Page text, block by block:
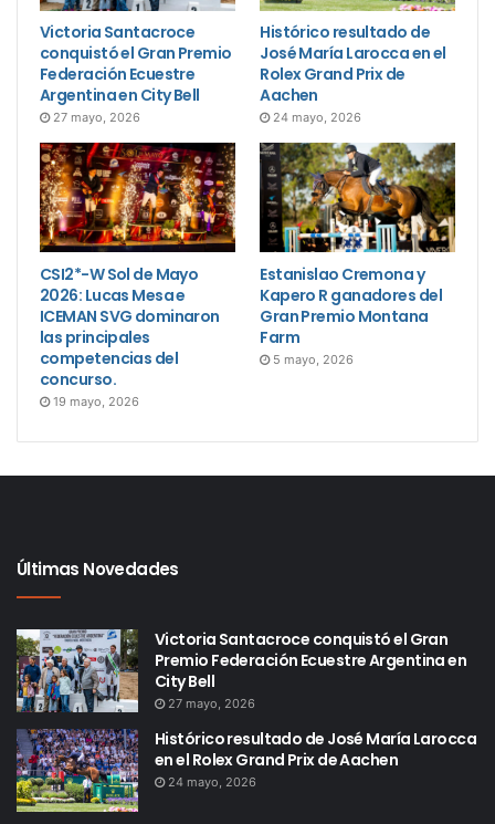
Victoria Santacroce
conquistó el Gran Premio
Federación Ecuestre
Argentina en City Bell
27 mayo, 2026
Histórico resultado de
José María Larocca en el
Rolex Grand Prix de
Aachen
24 mayo, 2026
CSI2*-W Sol de Mayo
2026: Lucas Mesa e
ICEMAN SVG dominaron
las principales
competencias del
concurso.
19 mayo, 2026
Estanislao Cremona y
Kapero R ganadores del
Gran Premio Montana
Farm
5 mayo, 2026
Últimas Novedades
Victoria Santacroce conquistó el Gran
Premio Federación Ecuestre Argentina en
City Bell
27 mayo, 2026
Histórico resultado de José María Larocca
en el Rolex Grand Prix de Aachen
24 mayo, 2026